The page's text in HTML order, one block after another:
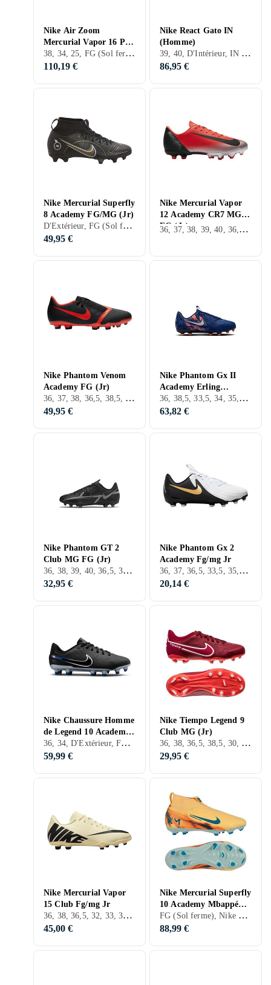
Nike Air Zoom
Mercurial Vapor 16 Pro
FG Mad Ambition (Jr)38, 34, 25, FG (Sol ferme), Nike Mercurial
110,19 €
Nike React Gato IN
(Homme)
39, 40, D'Intérieur, IN (indoor)
86,95 €
Nike Mercurial Superfly
8 Academy FG/MG (Jr)
D'Extérieur, FG (Sol ferme)
49,95 €
Nike Mercurial Vapor
12 Academy CR7 MG
FG (Jr)
36, 37, 38, 39, 40, 36,5, 38,5, 28, 30, 31, 32, 33, 35, 27, 34, 35,5, 37,5, 34,5, 28,5, 31,5, 29,5, D'Extérieur, FG (Sol ferme)
Nike Phantom Venom
Academy FG (Jr)
36, 37, 38, 36,5, 38,5, 28, 29, 30, 31, 32, 33, 35, 27, 33,5, 34, 35,5, 37,5, 28,5, 31,5, 29,5, 32,5, D'Extérieur, FG (Sol ferme)
49,95 €
Nike Phantom Gx II
Academy Erling
Haaland Personal
Edition MG (Jr)
36, 38,5, 33,5, 34, 35,5, 25, FG (Sol ferme), Nike Phantom
63,82 €
Nike Phantom GT 2
Club MG FG (Jr)
36, 38, 39, 40, 36,5, 38,5, 32, 33, 35, 33,5, 34, 35,5, 37,5, D'Intérieur, FG (Sol ferme), Nike Phantom
32,95 €
Nike Phantom Gx 2
Academy Fg/mg Jr
36, 37, 36,5, 33,5, 35,5, 25, 37,5, D'Extérieur, FG (Sol ferme), Nike Phantom
20,14 €
Nike Chaussure Homme
de Legend 10 Academy
FG/MG Football Soccer
Shoe Pink Foam/B
36, 34, D'Extérieur, FG (Sol ferme), Nike Tiempo
59,99 €
Nike Tiempo Legend 9
Club MG (Jr)
36, 38, 36,5, 38,5, 30, 32, 33, 35, 27, 33,5, 34, 35,5, 37,5, 28,5, 31,5, D'Extérieur, FG (Sol ferme)
29,95 €
Nike Mercurial Vapor
15 Club Fg/mg Jr
36, 38, 36,5, 32, 33, 33,5, 35,5, D'Extérieur, FG (Sol ferme), Nike Mercurial
45,00 €
Nike Mercurial Superfly
10 Academy Mbappé
Edition Chaussures de
Football Multi-S
FG (Sol ferme), Nike Mercurial
88,99 €